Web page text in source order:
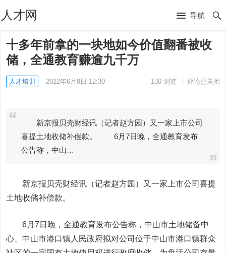
人才网 导航
十多年前拿的一块地如今价值翻番被收
储，全通教育赚逾九千万
人才培训 2022年6月8日 12:30 130浏览 评论已关闭
新京报贝壳财经讯（记者赵方园）又一家上市公司
喜提土地收储补偿款。 6月7日晚，全通教育发布
公告称，中山…
新京报贝壳财经讯（记者赵方园）又一家上市公司喜提
土地收储补偿款。
6月7日晚，全通教育发布公告称，中山市土地储备中
心、中山市港口镇人民政府拟对公司位于中山市港口镇群众